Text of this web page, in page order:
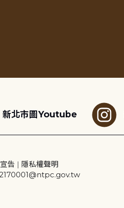
新北市圖Youtube
告 | 隱私權聲明